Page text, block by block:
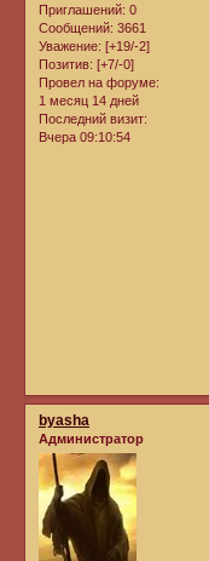
Приглашений: 0
Сообщений: 3661
Уважение: [+19/-2]
Позитив: [+7/-0]
Провел на форуме:
1 месяц 14 дней
Последний визит:
Вчера 09:10:54
byasha
Администратор